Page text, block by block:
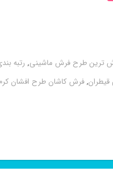
ترین طرح فرش ماشینی, رتبه
,فرش کاشان طرح افشان